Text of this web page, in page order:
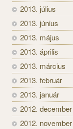
2013. július
2013. június
2013. május
2013. április
2013. március
2013. február
2013. január
2012. december
2012. november